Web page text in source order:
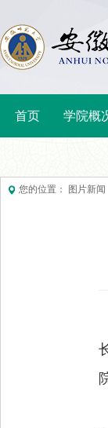
首页 学院概
您的位置： 图片新闻